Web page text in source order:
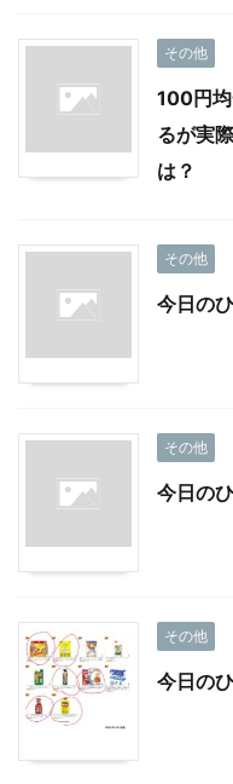
その他
100円
るが実
は？
その他
今日の
その他
今日の
その他
今日の